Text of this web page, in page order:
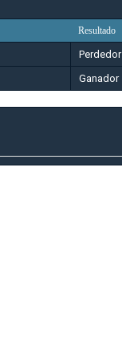
Resultado
Perdedor
Ganador